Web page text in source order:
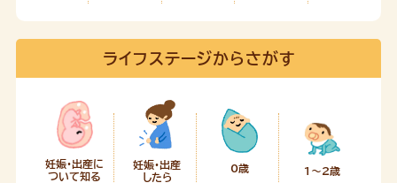
ライフステージからさがす
妊娠・出産に
ついて知る
妊娠・出産
したら
0歳 1～2歳